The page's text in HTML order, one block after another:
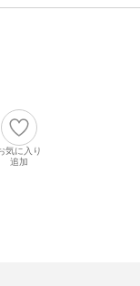
気に入り
追加